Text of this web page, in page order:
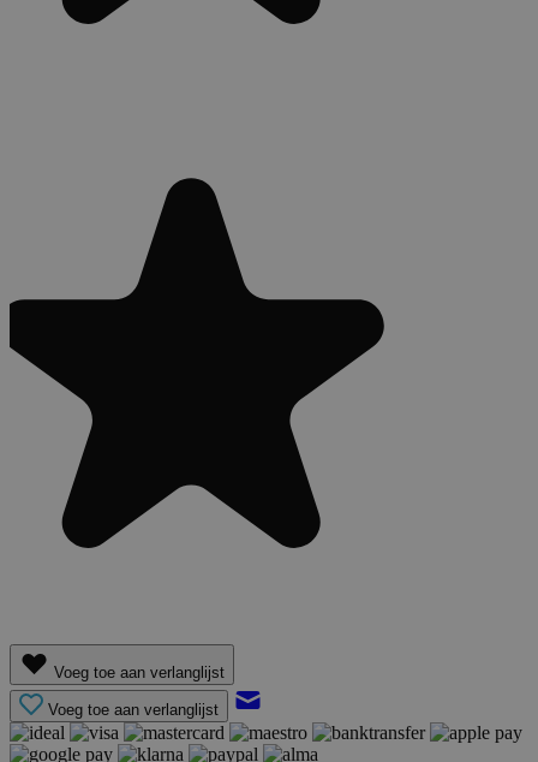
Voeg toe aan verlanglijst
Voeg toe aan verlanglijst